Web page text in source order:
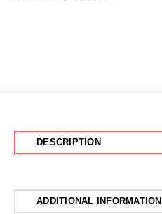
DESCRIPTION
ADDITIONAL INFORMATION